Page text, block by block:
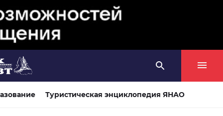
Туристическая энциклопедия ЯНАО